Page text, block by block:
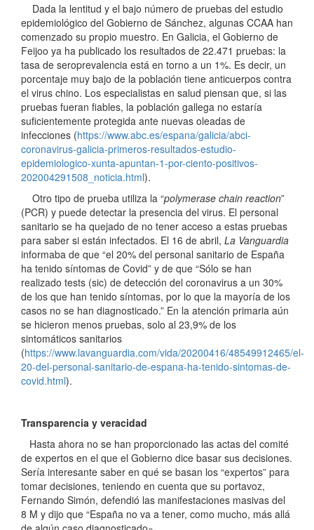
Dada la lentitud y el bajo número de pruebas del estudio
epidemiológico del Gobierno de Sánchez, algunas CCAA han
comenzado su propio muestro. En Galicia, el Gobierno de
Feijoo ya ha publicado los resultados de 22.471 pruebas: la
tasa de seroprevalencia está en torno a un 1%. Es decir, un
porcentaje muy bajo de la población tiene anticuerpos contra
el virus chino. Los especialistas en salud piensan que, si las
pruebas fueran fiables, la población gallega no estaría
suficientemente protegida ante nuevas oleadas de
infecciones (https://www.abc.es/espana/galicia/abci-
coronavirus-galicia-primeros-resultados-estudio-
epidemiologico-xunta-apuntan-1-por-ciento-positivos-
202004291508_noticia.html).
Otro tipo de prueba utiliza la “polymerase chain reaction”
(PCR) y puede detectar la presencia del virus. El personal
sanitario se ha quejado de no tener acceso a estas pruebas
para saber si están infectados. El 16 de abril, La Vanguardia
informaba de que “el 20% del personal sanitario de España
ha tenido síntomas de Covid” y de que “Sólo se han
realizado tests (sic) de detección del coronavirus a un 30%
de los que han tenido síntomas, por lo que la mayoría de los
casos no se han diagnosticado.” En la atención primaria aún
se hicieron menos pruebas, solo al 23,9% de los
sintomáticos sanitarios
(https://www.lavanguardia.com/vida/20200416/48549912465/el-
20-del-personal-sanitario-de-espana-ha-tenido-sintomas-de-
covid.html).
Transparencia y veracidad
Hasta ahora no se han proporcionado las actas del comité
de expertos en el que el Gobierno dice basar sus decisiones.
Sería interesante saber en qué se basan los “expertos” para
tomar decisiones, teniendo en cuenta que su portavoz,
Fernando Simón, defendió las manifestaciones masivas del
8 M y dijo que “España no va a tener, como mucho, más allá